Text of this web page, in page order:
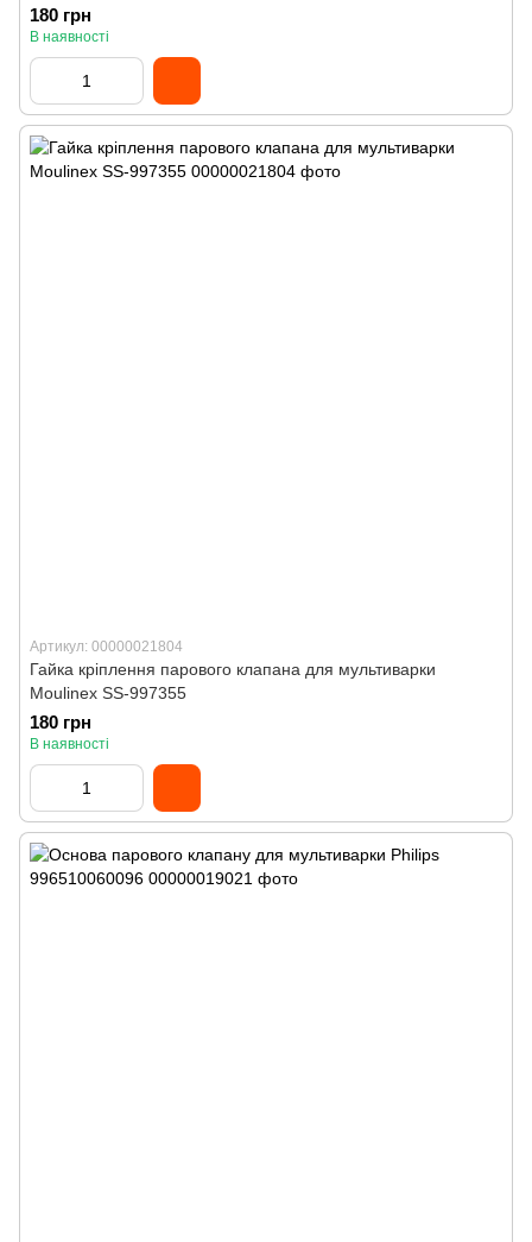
180 грн
В наявності
Артикул: 00000021804
Гайка кріплення парового клапана для мультиварки
Moulinex SS-997355
180 грн
В наявності